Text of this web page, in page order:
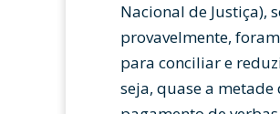
Nacional de Justiça),
provavelmente,
para conciliar e
seja, quase a